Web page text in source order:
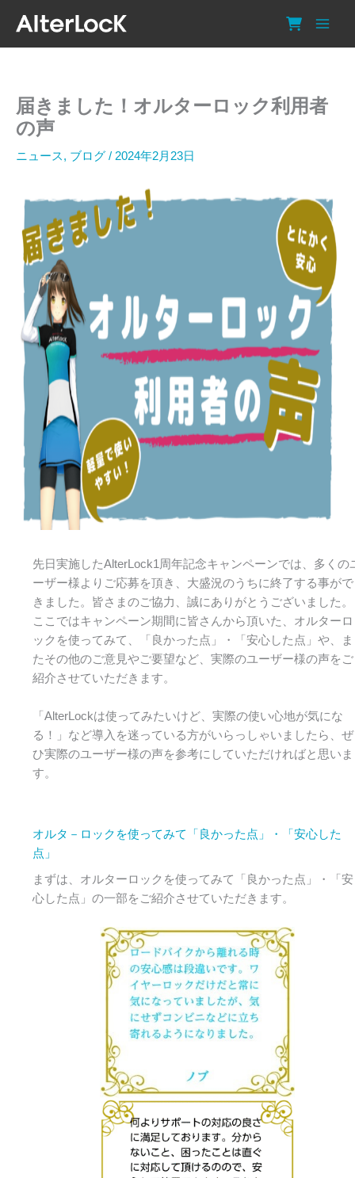
を
届きました！オルターロック利用者
の声
ニュース, ブログ / 2024年2月23日
先日実施したAlterLock1周年記念キャンペーンでは、多くの
ーザー様よりご応募を頂き、大盛況のうちに終了する事がで
きました。皆さまのご協力、誠にありがとうございました。
ここではキャンペーン期間に皆さんから頂いた、オルターロ
ックを使ってみて、「良かった点」・「安心した点」や、ま
たその他のご意見やご要望など、実際のユーザー様の声をご
紹介させていただきます。
「AlterLockは使ってみたいけど、実際の使い心地が気にな
る！」など導入を迷っている方がいらっしゃいましたら、ぜ
ひ実際のユーザー様の声を参考にしていただければと思いま
す。
オルタ－ロックを使ってみて「良かった点」・「安心した
点」
まずは、オルターロックを使ってみて「良かった点」・「安
心した点」の一部をご紹介させていただきます。